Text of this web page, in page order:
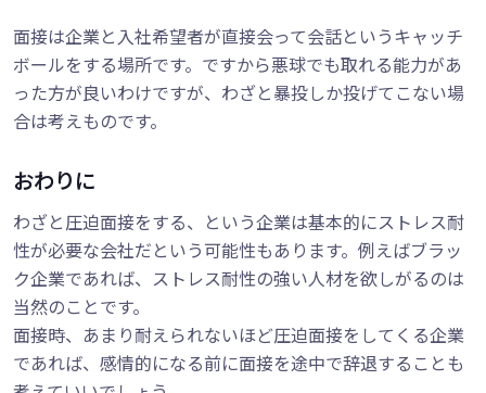
面接は企業と入社希望者が直接会って会話というキャッチ
ボールをする場所です。ですから悪球でも取れる能力があ
った方が良いわけですが、わざと暴投しか投げてこない場
合は考えものです。
おわりに
わざと圧迫面接をする、という企業は基本的にストレス耐
性が必要な会社だという可能性もあります。例えばブラッ
ク企業であれば、ストレス耐性の強い人材を欲しがるのは
当然のことです。
面接時、あまり耐えられないほど圧迫面接をしてくる企業
であれば、感情的になる前に面接を途中で辞退することも